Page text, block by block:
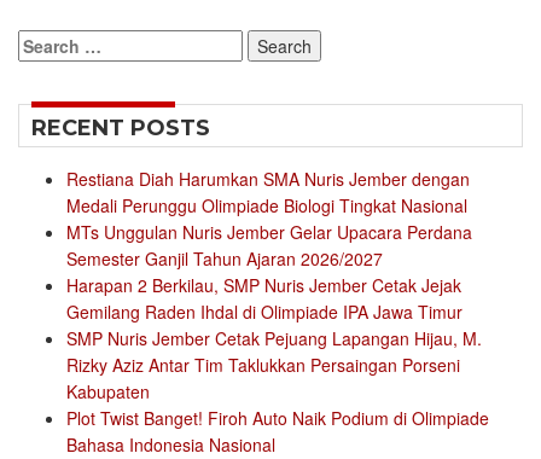
Search
for:
RECENT POSTS
Restiana Diah Harumkan SMA Nuris Jember dengan
Medali Perunggu Olimpiade Biologi Tingkat Nasional
MTs Unggulan Nuris Jember Gelar Upacara Perdana
Semester Ganjil Tahun Ajaran 2026/2027
Harapan 2 Berkilau, SMP Nuris Jember Cetak Jejak
Gemilang Raden Ihdal di Olimpiade IPA Jawa Timur
SMP Nuris Jember Cetak Pejuang Lapangan Hijau, M.
Rizky Aziz Antar Tim Taklukkan Persaingan Porseni
Kabupaten
Plot Twist Banget! Firoh Auto Naik Podium di Olimpiade
Bahasa Indonesia Nasional